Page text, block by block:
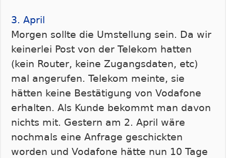
3. April
Morgen sollte die Umstellung sein. Da wir
keinerlei Post von der Telekom hatten
(kein Router, keine Zugangsdaten, etc)
mal angerufen. Telekom meinte, sie
hätten keine Bestätigung von Vodafone
erhalten. Als Kunde bekommt man davon
nichts mit. Gestern am 2. April wäre
nochmals eine Anfrage geschickten
worden und Vodafone hätte nun 10 Tage